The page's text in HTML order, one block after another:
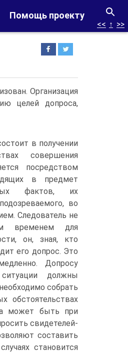
Помощь проекту
<< ↑ >>
Организация
целей допроса,
в получении
совершения
посредством
в предмет
фактов, их
во
Следователь не
временем для
он, зная, кто
его допрос. Это
Допросу
должны
собрать
обстоятельствах
может быть при
свидетелей-
составить
становится